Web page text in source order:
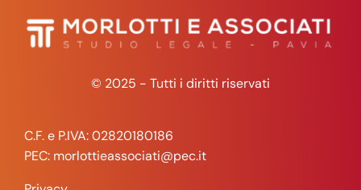
© 2025 - Tutti i diritti riservati
C.F. e P.IVA: 02820180186
PEC: morlottieassociati@pec.it